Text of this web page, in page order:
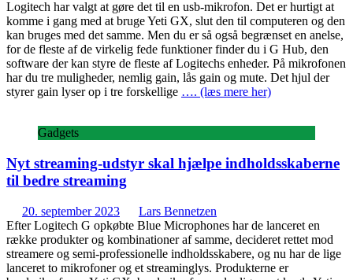
Logitech har valgt at gøre det til en usb-mikrofon. Det er hurtigt at
komme i gang med at bruge Yeti GX, slut den til computeren og den
kan bruges med det samme. Men du er så også begrænset en anelse,
for de fleste af de virkelig fede funktioner finder du i G Hub, den
software der kan styre de fleste af Logitechs enheder. På mikrofonen
har du tre muligheder, nemlig gain, lås gain og mute. Det hjul der
styrer gain lyser op i tre forskellige …. (læs mere her)
Gadgets
Nyt streaming-udstyr skal hjælpe indholdsskaberne
til bedre streaming
20. september 2023
Lars Bennetzen
Efter Logitech G opkøbte Blue Microphones har de lanceret en
række produkter og kombinationer af samme, decideret rettet mod
streamere og semi-professionelle indholdsskabere, og nu har de lige
lanceret to mikrofoner og et streaminglys. Produkterne er